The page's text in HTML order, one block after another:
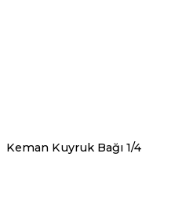
Keman Kuyruk Bağı 1/4